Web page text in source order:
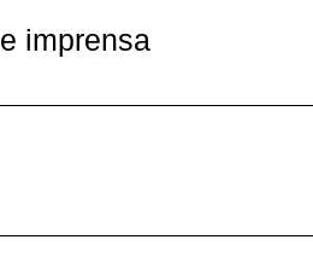
imprensa